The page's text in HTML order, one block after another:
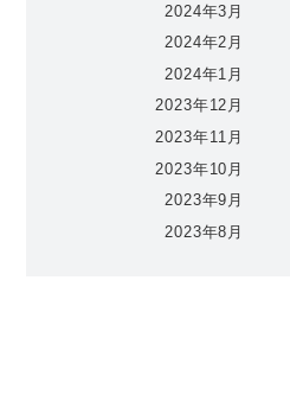
2024年3月
2024年2月
2024年1月
2023年12月
2023年11月
2023年10月
2023年9月
2023年8月